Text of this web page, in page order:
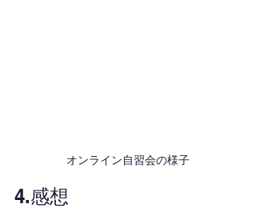
オンライン自習会の様子
4.感想